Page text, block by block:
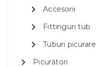
Accesorii
Fittinguri tub
Tuburi picurare
Picurători